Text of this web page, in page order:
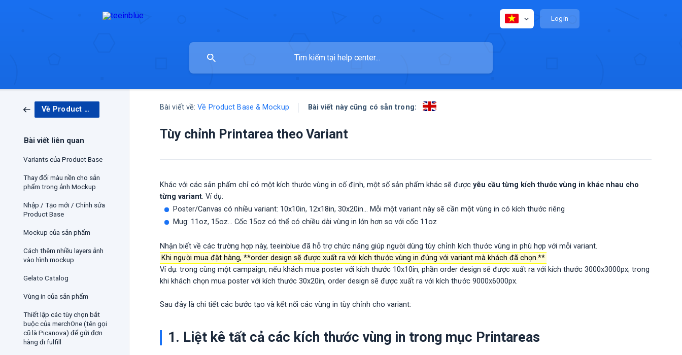
Login
Về Product Base & Mockup
Bài viết liên quan
Variants của Product Base
Thay đổi màu nền cho sản
phẩm trong ảnh Mockup
Nhập / Tạo mới / Chỉnh sửa
Product Base
Mockup của sản phẩm
Cách thêm nhiều layers ảnh
vào hình mockup
Gelato Catalog
Vùng in của sản phẩm
Thiết lập các tùy chọn bắt
buộc của merchOne (tên gọi
cũ là Picanova) để gửi đơn
hàng đi fulfill
Bài viết về: Về Product Base & Mockup Bài viết này cũng có sẵn trong:
Tùy chỉnh Printarea theo Variant
Khác với các sản phẩm chỉ có một kích thước vùng in cố định, một số sản phẩm khác sẽ được yêu cầu từng kích thước vùng in khác nhau cho
từng variant. Ví dụ:
Poster/Canvas có nhiều variant: 10x10in, 12x18in, 30x20in... Mỗi một variant này sẽ cần một vùng in có kích thước riêng
Mug: 11oz, 15oz... Cốc 15oz có thể có chiều dài vùng in lớn hơn so với cốc 11oz
Nhận biết về các trường hợp này, teeinblue đã hỗ trợ chức năng giúp người dùng tùy chỉnh kích thước vùng in phù hợp với mỗi variant.
Khi người mua đặt hàng, **order design sẽ được xuất ra với kích thước vùng in đúng với variant mà khách đã chọn.**
Ví dụ: trong cùng một campaign, nếu khách mua poster với kích thước 10x10in, phần order design sẽ được xuất ra với kích thước 3000x3000px; trong
khi khách chọn mua poster với kích thước 30x20in, order design sẽ được xuất ra với kích thước 9000x6000px.
Sau đây là chi tiết các bước tạo và kết nối các vùng in tùy chỉnh cho variant:
1. Liệt kê tất cả các kích thước vùng in trong mục Printareas